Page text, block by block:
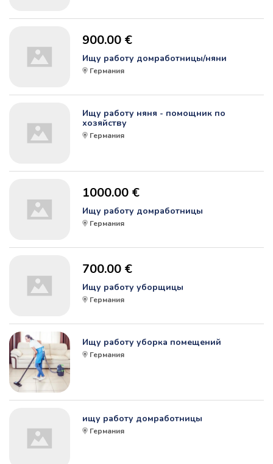
900.00 €
Ищу работу домработницы/няни
Германия
Ищу работу няня - помощник по
хозяйству
Германия
1000.00 €
Ищу работу домработницы
Германия
700.00 €
Ищу работу уборщицы
Германия
Ищу работу уборка помещений
Германия
ищу работу домработницы
Германия